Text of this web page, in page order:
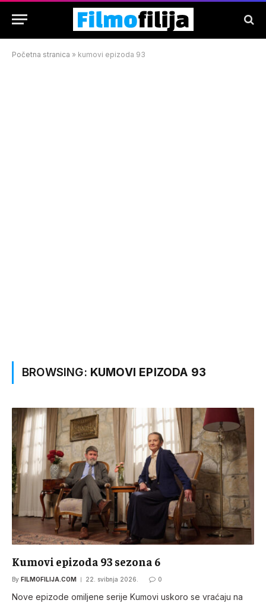
Početna stranica » kumovi epizoda 93
BROWSING: KUMOVI EPIZODA 93
Kumovi epizoda 93 sezona 6
By FILMOFILIJA.COM 22. svibnja 2026. 0
Nove epizode omiljene serije Kumovi uskoro se vraćaju na